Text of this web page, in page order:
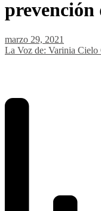
prevención
marzo 29, 2021
La Voz de: Varinia Cielo